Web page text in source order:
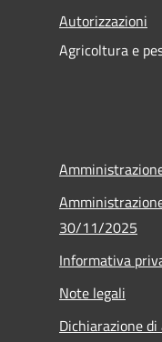
Autorizzazioni
Agricoltura e
30/11/2025
Informativa
Note legali
Dichiarazione